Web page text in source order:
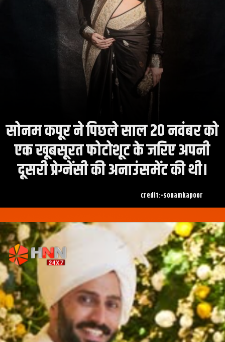
सोनम कपूर ने पिछले साल 20 नवंबर को
एक खूबसूरत फोटोशूट के जरिए अपनी
दूसरी प्रेग्नेंसी की अनाउंसमेंट की थी।
credit:-sonamkapoor